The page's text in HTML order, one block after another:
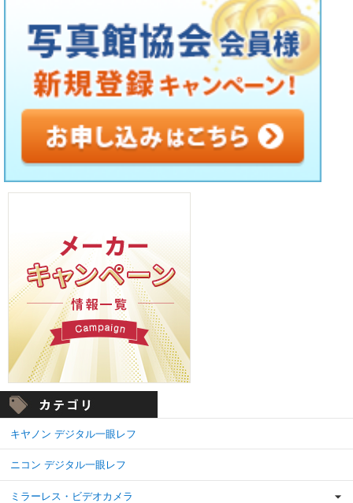
キヤノン デジタル一眼レフ
ニコン デジタル一眼レフ
ミラーレス・ビデオカメラ